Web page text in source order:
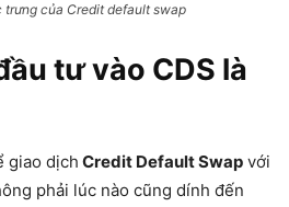
trưng của Credit default swap
tư vào CDS là
giao dịch Credit Default Swap với
phải lúc nào cũng dính đến